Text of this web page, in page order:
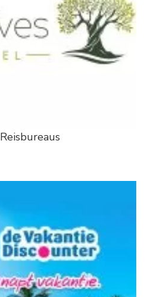
Reisbureaus